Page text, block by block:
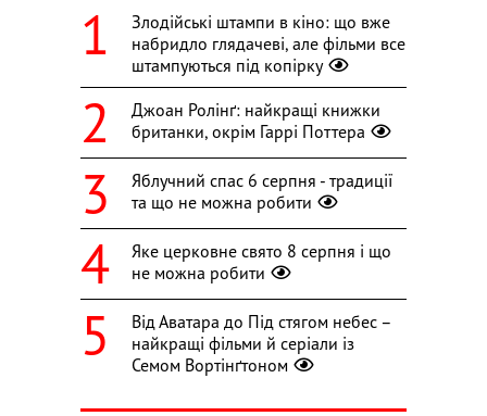
Злодійські штампи в кіно: що вже
набридло глядачеві, але фільми все
штампуються під копірку
Джоан Ролінґ: найкращі книжки
британки, окрім Гаррі Поттера
Яблучний спас 6 серпня - традиції
та що не можна робити
Яке церковне свято 8 серпня і що
не можна робити
Від Аватара до Під стягом небес –
найкращі фільми й серіали із
Семом Вортінґтоном